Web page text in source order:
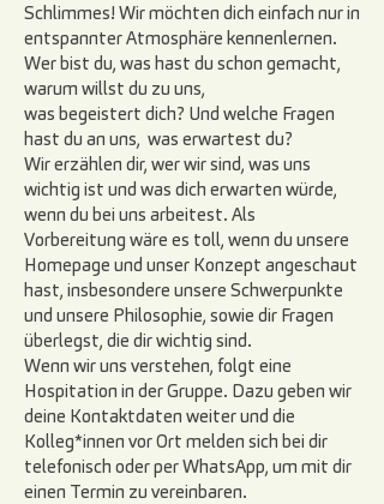
Schlimmes! Wir möchten dich einfach nur in
entspannter Atmosphäre kennenlernen.
Wer bist du, was hast du schon gemacht,
warum willst du zu uns,
was begeistert dich? Und welche Fragen
hast du an uns, was erwartest du?
Wir erzählen dir, wer wir sind, was uns
wichtig ist und was dich erwarten würde,
wenn du bei uns arbeitest. Als
Vorbereitung wäre es toll, wenn du unsere
Homepage und unser Konzept angeschaut
hast, insbesondere unsere Schwerpunkte
und unsere Philosophie, sowie dir Fragen
überlegst, die dir wichtig sind.
Wenn wir uns verstehen, folgt eine
Hospitation in der Gruppe. Dazu geben wir
deine Kontaktdaten weiter und die
Kolleg*innen vor Ort melden sich bei dir
telefonisch oder per WhatsApp, um mit dir
einen Termin zu vereinbaren.